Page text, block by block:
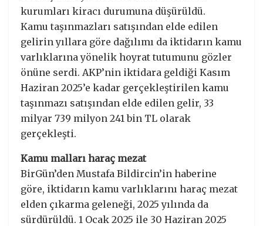
kurumları kiracı durumuna düşürüldü.
Kamu taşınmazları satışından elde edilen
gelirin yıllara göre dağılımı da iktidarın kamu
varlıklarına yönelik hoyrat tutumunu gözler
önüne serdi. AKP’nin iktidara geldiği Kasım
Haziran 2025’e kadar gerçekleştirilen kamu
taşınmazı satışından elde edilen gelir, 33
milyar 739 milyon 241 bin TL olarak
gerçekleşti.
Kamu malları haraç mezat
BirGün’den Mustafa Bildircin’in haberine
göre, iktidarın kamu varlıklarını haraç mezat
elden çıkarma geleneği, 2025 yılında da
sürdürüldü. 1 Ocak 2025 ile 30 Haziran 2025